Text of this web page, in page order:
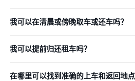
我可以在清晨或傍晚取车或还车吗？
我可以提前归还租车吗？
在哪里可以找到准确的上车和返回地点